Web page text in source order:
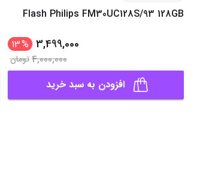
Flash Philips FM30UC128S/93 128GB
3,499,000
%
13
4,000,000تومان
افزودن به سبد خرید